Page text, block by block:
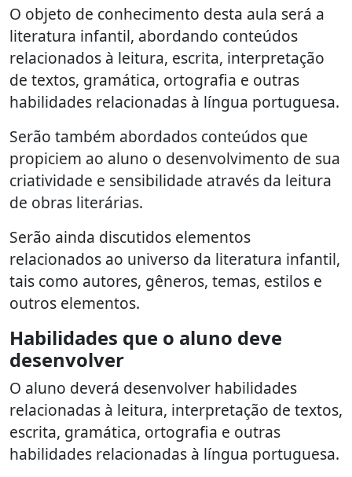
O objeto de conhecimento desta aula será a
literatura infantil, abordando conteúdos
relacionados à leitura, escrita, interpretação
de textos, gramática, ortografia e outras
habilidades relacionadas à língua portuguesa.
Serão também abordados conteúdos que
propiciem ao aluno o desenvolvimento de sua
criatividade e sensibilidade através da leitura
de obras literárias.
Serão ainda discutidos elementos
relacionados ao universo da literatura infantil,
tais como autores, gêneros, temas, estilos e
outros elementos.
Habilidades que o aluno deve
desenvolver
O aluno deverá desenvolver habilidades
relacionadas à leitura, interpretação de textos,
escrita, gramática, ortografia e outras
habilidades relacionadas à língua portuguesa.